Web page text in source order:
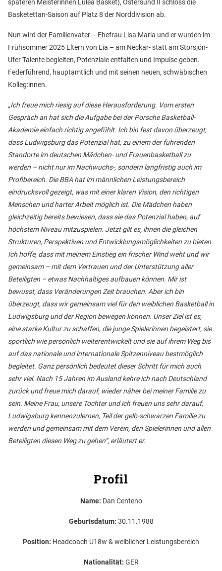
späteren Meisterinnen Luleå Basket), Östersund II schloss die
Basketettan-Saison auf Platz 8 der Norddivision ab.
Nun wird der Familienvater – Ehefrau Lisa Maria und er wurden im
Frühsommer 2025 Eltern von Lia – am Neckar- statt am Storsjön-
Ufer Talente begleiten, Potenziale entfalten und Impulse geben.
Federführend, hauptamtlich und mit seinen neuen, schwäbischen
Kolleg:innen.
„Ich freue mich riesig auf diese Herausforderung. Vom ersten
Gespräch an hat sich die Aufgabe bei der Porsche Basketball-
Akademie einfach richtig angefühlt. Ich bin fest davon überzeugt,
dass Ludwigsburg das Potenzial hat, zu einem der führenden
Standorte im deutschen Mädchen- und Frauenbasketball zu
werden – nicht nur im Nachwuchs-, sondern langfristig auch im
Profibereich. Die BBA hat im männlichen Leistungsbereich
eindrucksvoll gezeigt, was mit einer klaren Vision, den richtigen
Menschen und harter Arbeit möglich ist. Die Mädchen haben
gleichzeitig bereits bewiesen, dass sie das Potenzial haben, auf
höchstem Niveau mitzuspielen. Jetzt gilt es, ihnen die gleichen
Strukturen, Perspektiven und Entwicklungsmöglichkeiten zu bieten.
Ich hoffe, dass mit meinem Einstieg ein frischer Wind weht und wir
gemeinsam – mit dem Vertrauen und der Unterstützung aller
Beteiligten – etwas Nachhaltiges aufbauen können. Mir ist
bewusst, dass Veränderungen Zeit brauchen. Aber ich bin
überzeugt, dass wir gemeinsam viel für den weiblichen Basketball in
Ludwigsburg und der Region bewegen können. Unser Ziel ist es,
eine starke Kultur zu schaffen, die junge Spielerinnen begeistert, sie
sportlich wie persönlich weiterentwickelt und sie auf ihrem Weg bis
auf das nationale und internationale Spitzenniveau bestmöglich
begleitet. Ganz persönlich bedeutet dieser Schritt für mich auch
sehr viel. Nach 15 Jahren im Ausland kehre ich nach Deutschland
zurück und freue mich darauf, wieder näher bei meiner Familie zu
sein. Meine Frau, unsere Tochter und ich freuen uns sehr darauf,
Ludwigsburg kennenzulernen, Teil der gelb-schwarzen Familie zu
werden und gemeinsam mit dem Verein, den Spielerinnen und allen
Beteiligten diesen Weg zu gehen“, erläutert er.
Profil
Name: Dan Centeno
Geburtsdatum: 30.11.1988
Position: Headcoach U18w & weiblicher Leistungsbereich
Nationalität: GER